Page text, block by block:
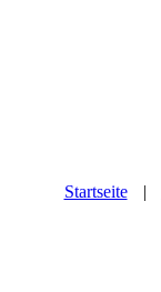
Startseite |